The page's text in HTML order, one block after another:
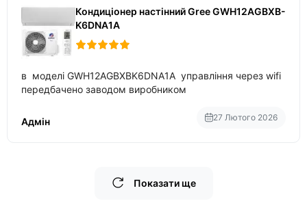
Кондиціонер настінний Gree GWH12AGBXB-
K6DNA1A
в моделі GWH12AGBXBK6DNA1A управління через wifi
передбачено заводом виробником
Адмін 27 Лютого 2026
Показати ще